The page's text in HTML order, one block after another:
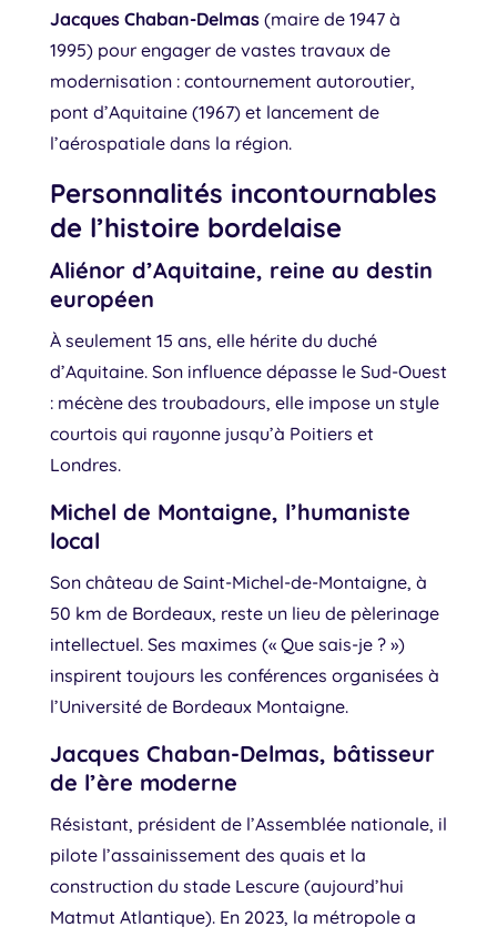
Jacques Chaban-Delmas(maire de 1947 à
1995) pour engager de vastes travaux de
modernisation : contournement autoroutier,
pont d’Aquitaine (1967) et lancement de
l’aérospatiale dans la région.
Personnalités incontournables
de l’histoire bordelaise
Aliénor d’Aquitaine, reine au destin
européen
À seulement 15 ans, elle hérite du duché
d’Aquitaine. Son influence dépasse le Sud-Ouest
: mécène des troubadours, elle impose un style
courtois qui rayonne jusqu’à Poitiers et
Londres.
Michel de Montaigne, l’humaniste
local
Son château de Saint-Michel-de-Montaigne, à
50 km de Bordeaux, reste un lieu de pèlerinage
intellectuel. Ses maximes (« Que sais-je ? »)
inspirent toujours les conférences organisées à
l’Université de Bordeaux Montaigne.
Jacques Chaban-Delmas, bâtisseur
de l’ère moderne
Résistant, président de l’Assemblée nationale, il
pilote l’assainissement des quais et la
construction du stade Lescure (aujourd’hui
Matmut Atlantique). En 2023, la métropole a